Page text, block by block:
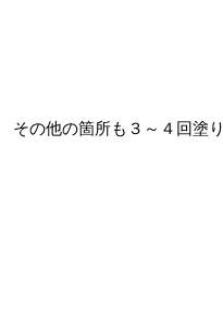
その他の箇所も３～４回塗